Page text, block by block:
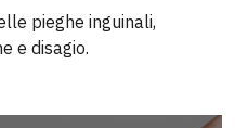
pieghe inguinali,
e disagio.